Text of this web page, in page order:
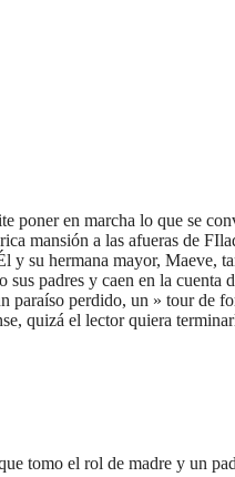
poner en marcha lo que se
mansión a las afueras de
y su hermana mayor, Maeve,
padres y caen en la cuenta
perdido, un » tour de
quizá el lector quiera
tomo el rol de madre y un